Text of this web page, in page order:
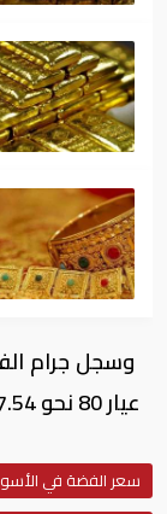
عيار 80 نحو 7.54 جنيه، أوقية الفضة نحو 293.24 جنيها.
سعر الفضة في الأسواق